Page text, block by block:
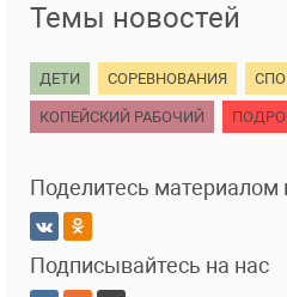
Темы новостей
ДЕТИ СОРЕВНОВАНИЯ
КОПЕЙСКИЙ РАБОЧИЙ
Поделитесь материалом
Подписывайтесь на нас